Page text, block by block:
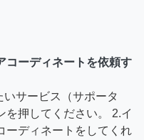
コーディネートを依頼す
サービス（サポータ
を押してください。 2.イ
ーディネートをしてくれ